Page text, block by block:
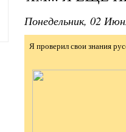
Понедельник, 02
Я проверил свои знания